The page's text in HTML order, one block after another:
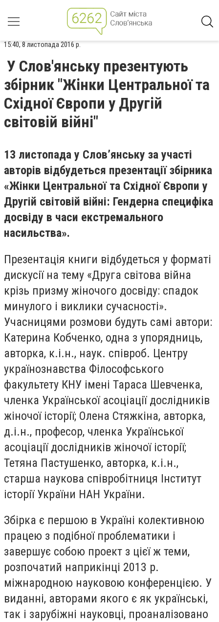
15:40, 8 листопада 2016 р.
У Слов'янську презентують
збірник "Жінки Центральної та
Східної Європи у Другій
світовій війні"
13 листопада у Слов’янську за участі
авторів відбудеться презентації збірника
«Жінки Центральної та Східної Європи у
Другій світовій війні: Гендерна специфіка
досвіду в часи екстремального
насильства».
Презентація книги відбудеться у форматі
дискусії на тему «Друга світова війна
крізь призму жіночого досвіду: спадок
минулого і виклики сучасності».
Учасницями розмови будуть самі автори:
Катерина Кобченко, одна з упорядниць,
авторка, к.і.н., наук. співроб. Центру
українознавства Філософського
факультету КНУ імені Тараса Шевченка,
членка Української асоціації дослідників
жіночої історії; Олена Стяжкіна, авторка,
д.і.н., професор, членка Української
асоціації дослідників жіночої історії;
Тетяна Пастушенко, авторка, к.і.н.,
старша наукова співробітниця Інститут
історії України НАН України.
Збірка є першою в Україні колективною
працею з подібної проблематики і
завершує собою проект з цієї ж теми,
розпочатий наприкінці 2013 р.
міжнародною науковою конференцією. У
виданні, авторами якого є як українські,
так і зарубіжні науковці, проаналізовано